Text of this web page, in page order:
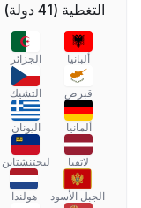
التغطية (
41 دولة)
ألبانيا الجزائر
قبرص التشيك
ألمانيا اليونان
لاتفيا ليختنشتاين
الجبل الأسود هولندا